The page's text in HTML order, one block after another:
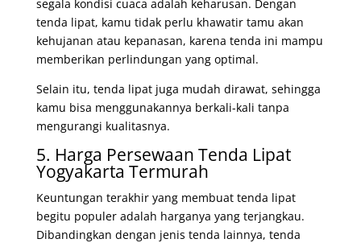
segala kondisi cuaca adalah keharusan. Dengan
tenda lipat, kamu tidak perlu khawatir tamu akan
kehujanan atau kepanasan, karena tenda ini mampu
memberikan perlindungan yang optimal.
Selain itu, tenda lipat juga mudah dirawat, sehingga
kamu bisa menggunakannya berkali-kali tanpa
mengurangi kualitasnya.
5. Harga Persewaan Tenda Lipat
Yogyakarta Termurah
Keuntungan terakhir yang membuat tenda lipat
begitu populer adalah harganya yang terjangkau.
Dibandingkan dengan jenis tenda lainnya, tenda